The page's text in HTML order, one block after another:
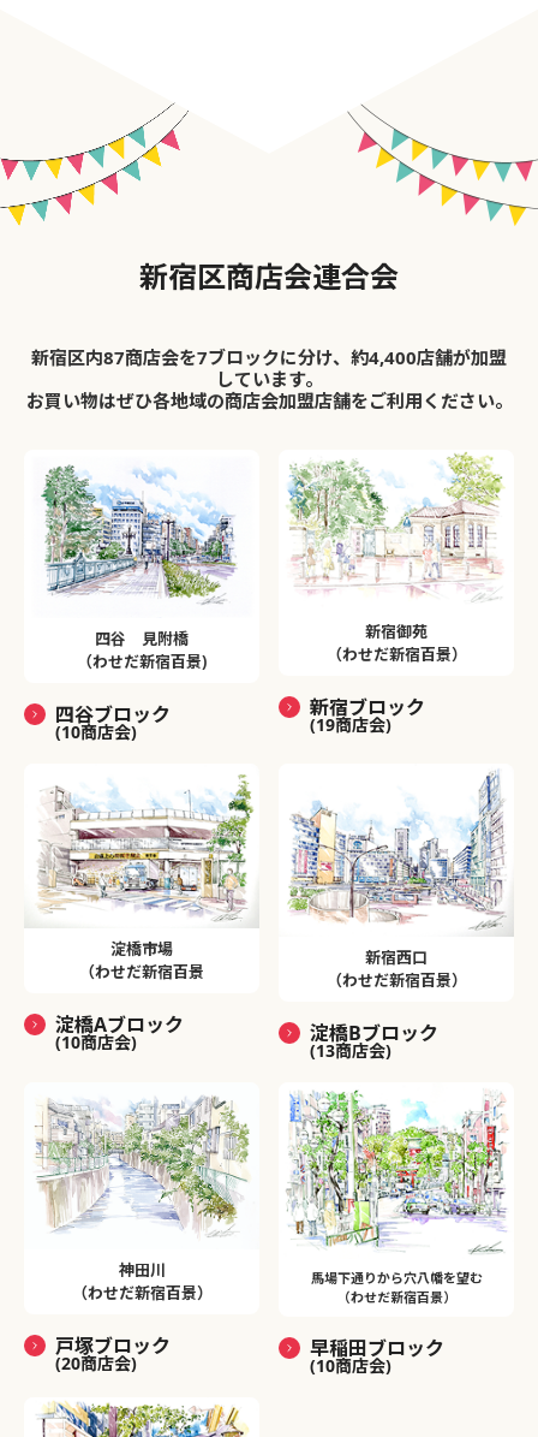
新宿区商店会連合会
新宿区内87商店会を7ブロックに分け、約4,400店舗が加盟
しています。
お買い物はぜひ各地域の商店会加盟店舗をご利用ください。
四谷 見附橋
（わせだ新宿百景)
四谷ブロック
(10商店会)
新宿御苑
（わせだ新宿百景）
新宿ブロック
(19商店会)
淀橋市場
（わせだ新宿百景
淀橋Aブロック
(10商店会)
新宿西口
（わせだ新宿百景）
淀橋Bブロック
(13商店会)
神田川
（わせだ新宿百景）
戸塚ブロック
(20商店会)
馬場下通りから穴八幡を望む
（わせだ新宿百景）
早稲田ブロック
(10商店会)